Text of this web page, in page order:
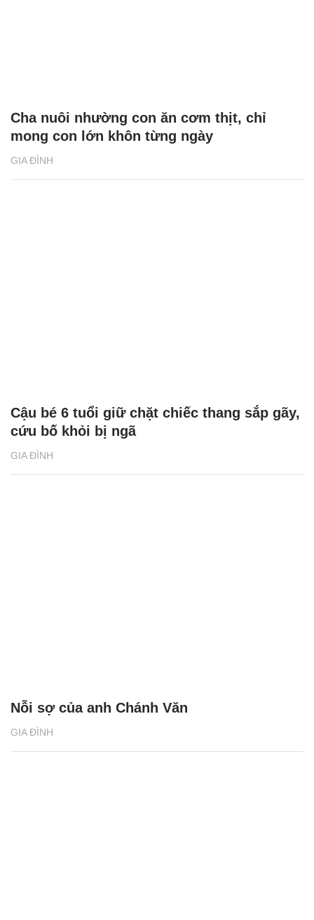
GIA ĐÌNH
Cha nuôi nhường con ăn cơm thịt, chỉ
mong con lớn khôn từng ngày
GIA ĐÌNH
Cậu bé 6 tuổi giữ chặt chiếc thang sắp gãy,
cứu bố khỏi bị ngã
GIA ĐÌNH
Nỗi sợ của anh Chánh Văn